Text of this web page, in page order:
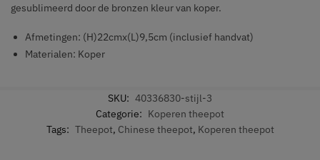
gesublimeerd door de bronzen kleur van koper.
Afmetingen: (H)22cmx(L)9,5cm (inclusief handvat)
Materialen: Koper
SKU: 40336830-stijl-3
Categorie: Koperen theepot
Tags: Theepot, Chinese theepot, Koperen theepot